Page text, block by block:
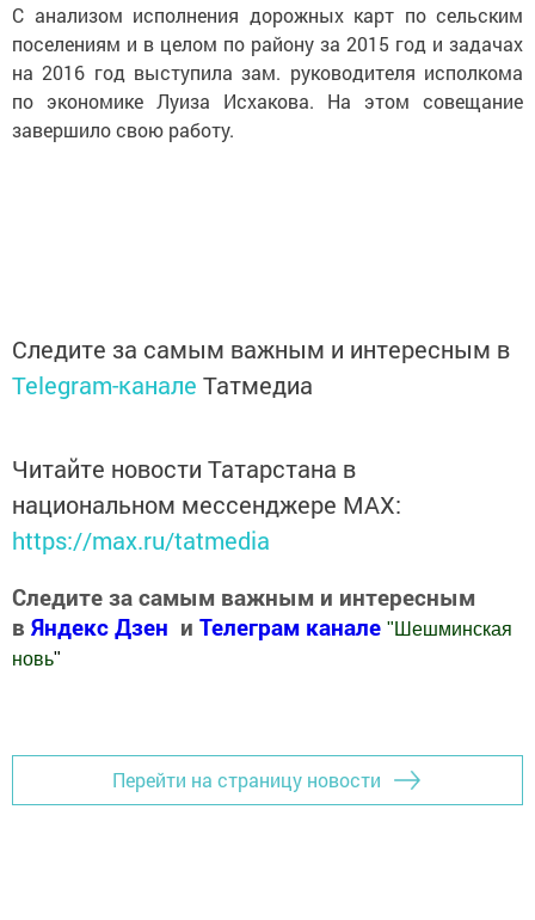
С анализом исполнения дорожных карт по сельским
поселениям и в целом по району за 2015 год и задачах
на 2016 год выступила зам. руководителя исполкома
по экономике Луиза Исхакова. На этом совещание
завершило свою работу.
Следите за самым важным и интересным в
Telegram-канале Татмедиа
Читайте новости Татарстана в
национальном мессенджере MАХ:
https://max.ru/tatmedia
Следите за самым важным и интересным
в Яндекс Дзен и Телеграм канале " Шешминская
новь"
Перейти на страницу новости